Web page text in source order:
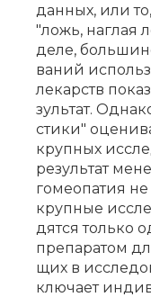
дан­ных, или
"ложь, наг­лая
де­ле,
ва­ний
ле­карств
зуль­тат.
сти­ки"
круп­ных
ре­зуль­тат
го­мео­па­тия не
круп­ные
дят­ся толь­ко
пре­па­ра­том
щих в
клю­ча­ет